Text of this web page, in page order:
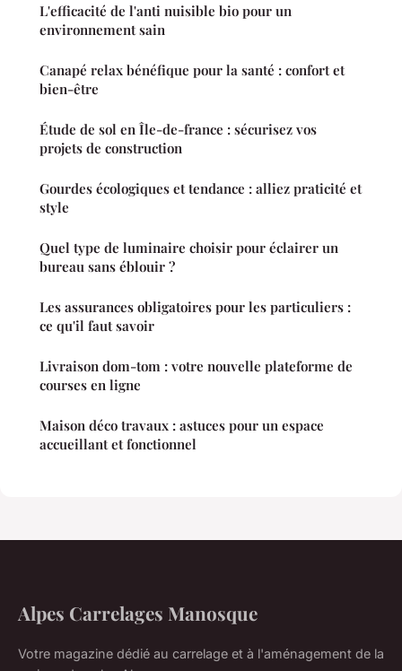
L'efficacité de l'anti nuisible bio pour un
environnement sain
Canapé relax bénéfique pour la santé : confort et
bien-être
Étude de sol en Île-de-france : sécurisez vos
projets de construction
Gourdes écologiques et tendance : alliez praticité et
style
Quel type de luminaire choisir pour éclairer un
bureau sans éblouir ?
Les assurances obligatoires pour les particuliers :
ce qu'il faut savoir
Livraison dom-tom : votre nouvelle plateforme de
courses en ligne
Maison déco travaux : astuces pour un espace
accueillant et fonctionnel
Alpes Carrelages Manosque
Votre magazine dédié au carrelage et à l'aménagement de la